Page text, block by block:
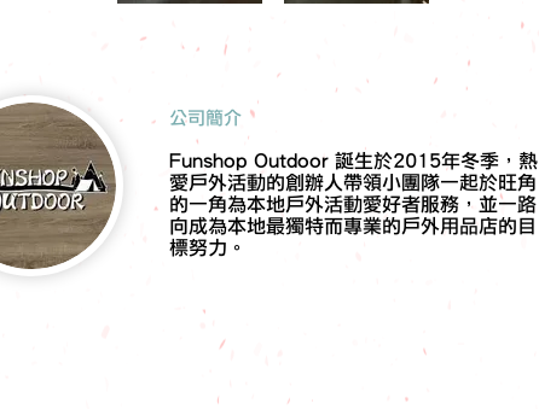
​公司簡介
Funshop Outdoor 誕生於2015年冬季，熱
愛戶外活動的創辦人帶領小團隊一起於旺角
的一角為本地戶外活動愛好者服務，並一路
向成為本地最獨特而專業的戶外用品店的目
標努力。